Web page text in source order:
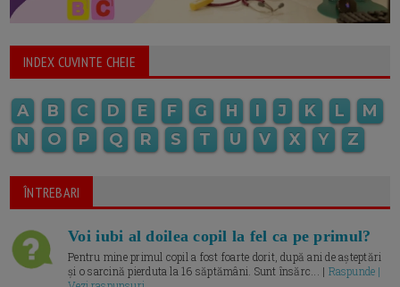
INDEX CUVINTE CHEIE
A B C D E F G H I J K L
M
N
O P Q R S T U V X Y Z
ÎNTREBARI
Voi iubi al doilea copil la fel ca pe primul?
Pentru mine primul copil a fost foarte dorit, după ani de așteptări
și o sarcină pierduta la 16 săptămâni. Sunt însărc... | Raspunde |